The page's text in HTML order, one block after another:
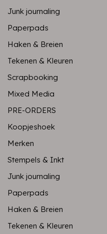
Junk journaling
Paperpads
Haken & Breien
Tekenen & Kleuren
Scrapbooking
Mixed Media
PRE-ORDERS
Koopjeshoek
Merken
Stempels & Inkt
Junk journaling
Paperpads
Haken & Breien
Tekenen & Kleuren